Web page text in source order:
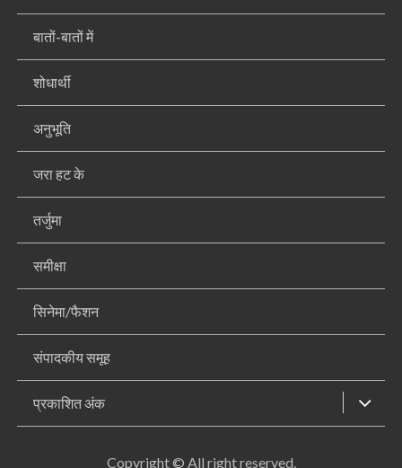
बातों-बातों में
शोधार्थी
अनुभूति
जरा हट के
तर्जुमा
समीक्षा
सिनेमा/फैशन
संपादकीय समूह
प्रकाशित अंक
Copyright © All right reserved.